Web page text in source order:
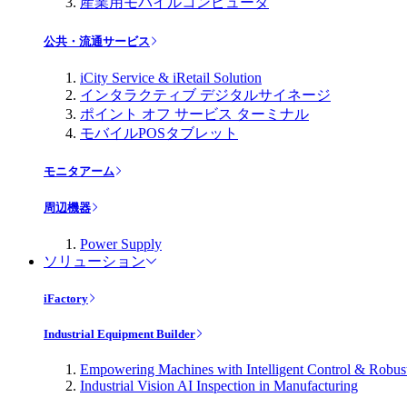
公共・流通サービス
iCity Service & iRetail Solution
インタラクティブ デジタルサイネージ
ポイント オフ サービス ターミナル
モバイルPOSタブレット
モニタアーム
周辺機器
Power Supply
ソリューション
iFactory
Industrial Equipment Builder
Empowering Machines with Intelligent Control &
Industrial Vision AI Inspection in Manufacturing